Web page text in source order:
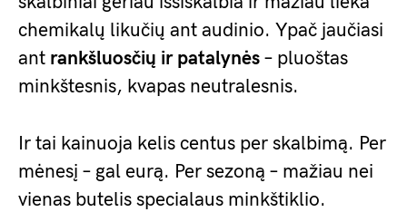
chemikalų likučių ant audinio. Ypač jaučiasi
ant rankšluosčių ir patalynės – pluoštas
minkštesnis, kvapas neutralesnis.
Ir tai kainuoja kelis centus per skalbimą. Per
mėnesį – gal eurą. Per sezoną – mažiau nei
vienas butelis specialaus minkštiklio.